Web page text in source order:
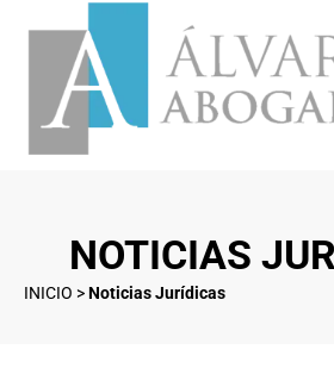
NOTICIAS
INICIO >Noticias Jurídicas